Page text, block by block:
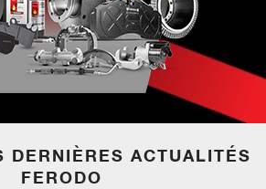
DERNIÈRES ACTUALITÉS
FERODO